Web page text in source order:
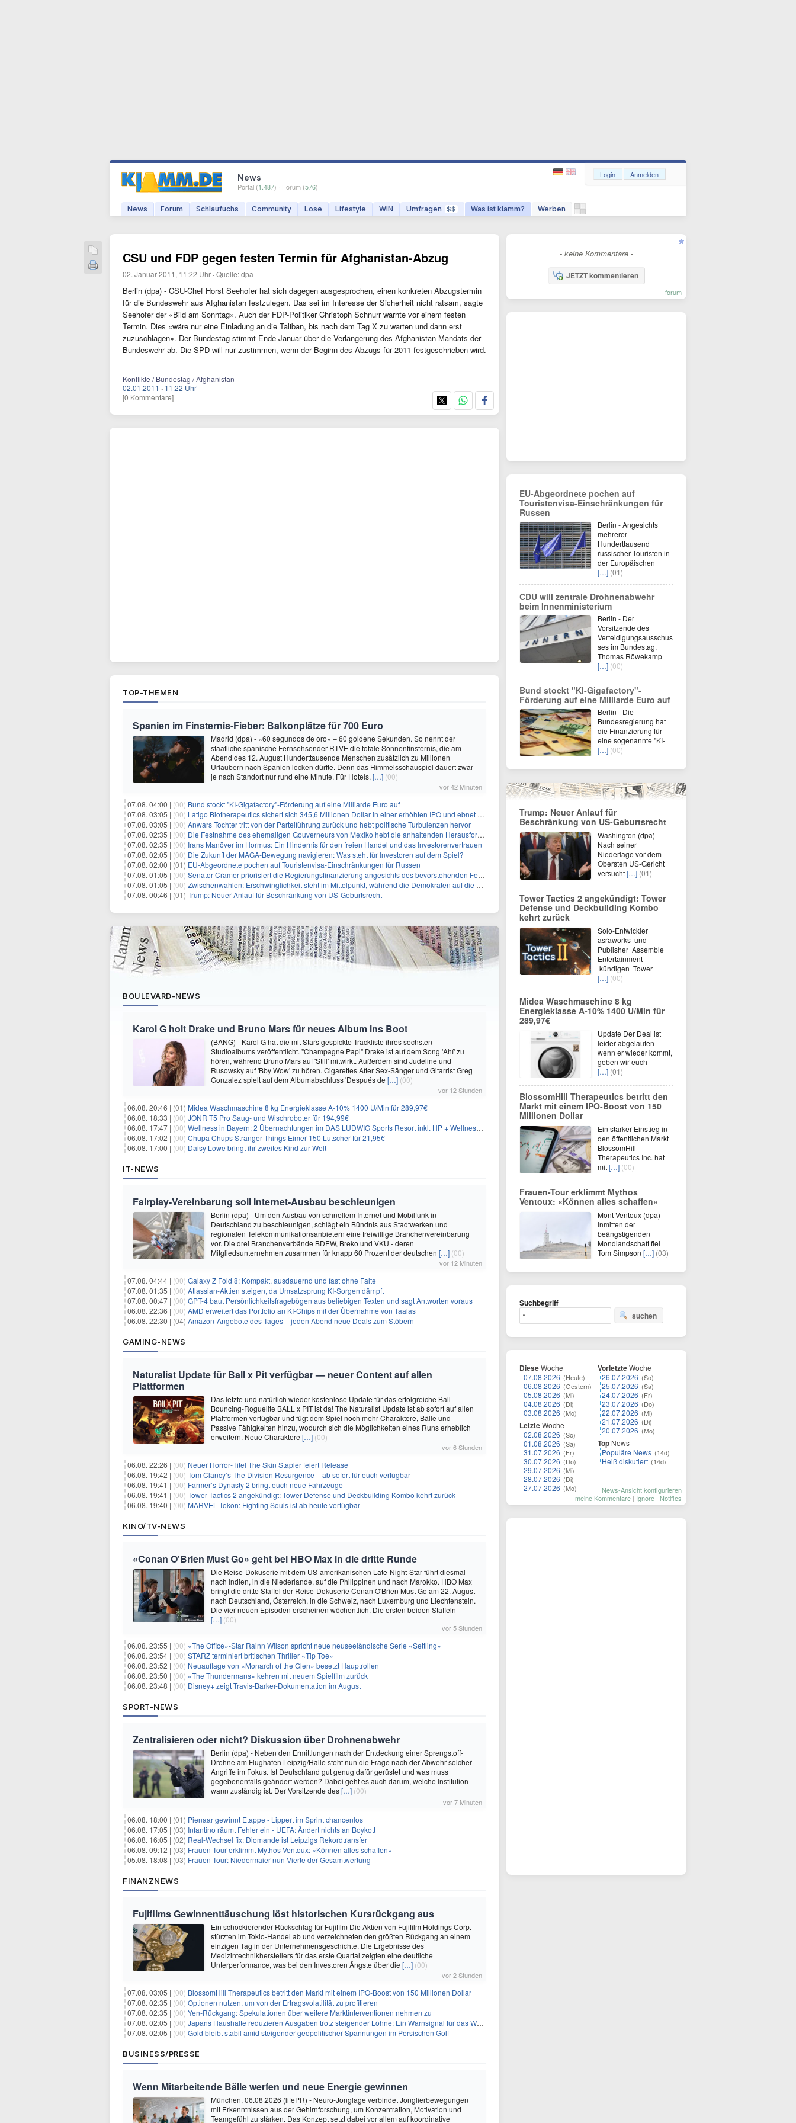
News
Portal (1.487) · Forum (576)
News Forum Schlaufuchs Community Lose Lifestyle WIN Umfragen $$ Was ist klamm? Werben
Login Anmelden
CSU und FDP gegen festen Termin für Afghanistan-Abzug
02. Januar 2011, 11:22 Uhr ·Quelle:dpa
Berlin (dpa) - CSU-Chef Horst Seehofer hat sich dagegen ausgesprochen, einen konkreten Abzugstermin
für die Bundeswehr aus Afghanistan festzulegen. Das sei im Interesse der Sicherheit nicht ratsam, sagte
Seehofer der «Bild am Sonntag». Auch der FDP-Politiker Christoph Schnurr warnte vor einem festen
Termin. Dies «wäre nur eine Einladung an die Taliban, bis nach dem Tag X zu warten und dann erst
zuzuschlagen». Der Bundestag stimmt Ende Januar über die Verlängerung des Afghanistan-Mandats der
Bundeswehr ab. Die SPD will nur zustimmen, wenn der Beginn des Abzugs für 2011 festgeschrieben wird.
Konflikte / Bundestag / Afghanistan
02.01.2011 · 11:22 Uhr
[0 Kommentare]
TOP-THEMEN
Spanien im Finsternis-Fieber: Balkonplätze für 700 Euro
Madrid (dpa) - «60 segundos de oro» – 60 goldene Sekunden. So nennt der
staatliche spanische Fernsehsender RTVE die totale Sonnenfinsternis, die am
Abend des 12. August Hunderttausende Menschen zusätzlich zu Millionen
Urlaubern nach Spanien locken dürfte. Denn das Himmelsschauspiel dauert zwar
je nach Standort nur rund eine Minute. Für Hotels, […] (00)
vor 42 Minuten
07.08. 04:00 | (00) Bund stockt "KI-Gigafactory"-Förderung auf eine Milliarde Euro auf
07.08. 03:05 | (00) Latigo Biotherapeutics sichert sich 345,6 Millionen Dollar in einer erhöhten IPO und ebnet den Weg für nicht-opioide Schmerztherapie
07.08. 03:05 | (00) Anwars Tochter tritt von der Parteiführung zurück und hebt politische Turbulenzen hervor
07.08. 02:35 | (00) Die Festnahme des ehemaligen Gouverneurs von Mexiko hebt die anhaltenden Herausforderungen in der Governance und im Geschäftsumfeld hervor
07.08. 02:35 | (00) Irans Manöver im Hormus: Ein Hindernis für den freien Handel und das Investorenvertrauen
07.08. 02:05 | (00) Die Zukunft der MAGA-Bewegung navigieren: Was steht für Investoren auf dem Spiel?
07.08. 02:00 | (01) EU-Abgeordnete pochen auf Touristenvisa-Einschränkungen für Russen
07.08. 01:05 | (00) Senator Cramer priorisiert die Regierungsfinanzierung angesichts des bevorstehenden Ferienbeginns
07.08. 01:05 | (00) Zwischenwahlen: Erschwinglichkeit steht im Mittelpunkt, während die Demokraten auf die Mehrheit im Repräsentantenhaus zielen
07.08. 00:46 | (01) Trump: Neuer Anlauf für Beschränkung von US-Geburtsrecht
BOULEVARD-NEWS
Karol G holt Drake und Bruno Mars für neues Album ins Boot
(BANG) - Karol G hat die mit Stars gespickte Trackliste ihres sechsten
Studioalbums veröffentlicht. "Champagne Papi" Drake ist auf dem Song 'Ahí' zu
hören, während Bruno Mars auf 'Still' mitwirkt. Außerdem sind Judeline und
Rusowsky auf 'Bby Wow' zu hören. Cigarettes After Sex-Sänger und Gitarrist Greg
Gonzalez spielt auf dem Albumabschluss 'Después de […] (00)
vor 12 Stunden
06.08. 20:46 | (01) Midea Waschmaschine 8 kg Energieklasse A-10% 1400 U/Min für 289,97€
06.08. 18:33 | (00) JONR T5 Pro Saug- und Wischroboter für 194,99€
06.08. 17:47 | (00) Wellness in Bayern: 2 Übernachtungen im DAS LUDWIG Sports Resort inkl. HP + Wellness ab 174€ p.P.
06.08. 17:02 | (00) Chupa Chups Stranger Things Eimer 150 Lutscher für 21,95€
06.08. 17:00 | (00) Daisy Lowe bringt ihr zweites Kind zur Welt
IT-NEWS
Fairplay-Vereinbarung soll Internet-Ausbau beschleunigen
Berlin (dpa) - Um den Ausbau von schnellem Internet und Mobilfunk in
Deutschland zu beschleunigen, schlägt ein Bündnis aus Stadtwerken und
regionalen Telekommunikationsanbietern eine freiwillige Branchenvereinbarung
vor. Die drei Branchenverbände BDEW, Breko und VKU - deren
Mitgliedsunternehmen zusammen für knapp 60 Prozent der deutschen […] (00)
vor 12 Minuten
07.08. 04:44 | (00) Galaxy Z Fold 8: Kompakt, ausdauernd und fast ohne Falte
07.08. 01:35 | (00) Atlassian-Aktien steigen, da Umsatzsprung KI-Sorgen dämpft
07.08. 00:47 | (00) GPT-4 baut Persönlichkeitsfragebögen aus beliebigen Texten und sagt Antworten voraus
06.08. 22:36 | (00) AMD erweitert das Portfolio an KI-Chips mit der Übernahme von Taalas
06.08. 22:30 | (04) Amazon-Angebote des Tages – jeden Abend neue Deals zum Stöbern
GAMING-NEWS
Naturalist Update für Ball x Pit verfügbar — neuer Content auf allen
Plattformen
Das letzte und natürlich wieder kostenlose Update für das erfolgreiche Ball-
Bouncing-Roguelite BALL x PIT ist da! The Naturalist Update ist ab sofort auf allen
Plattformen verfügbar und fügt dem Spiel noch mehr Charaktere, Bälle und
Passive Fähigkeiten hinzu, wodurch sich die Möglichkeiten eines Runs erheblich
erweitern. Neue Charaktere […] (00)
vor 6 Stunden
06.08. 22:26 | (00) Neuer Horror‑Titel The Skin Stapler feiert Release
06.08. 19:42 | (00) Tom Clancy’s The Division Resurgence – ab sofort für euch verfügbar
06.08. 19:41 | (00) Farmer’s Dynasty 2 bringt euch neue Fahrzeuge
06.08. 19:41 | (00) Tower Tactics 2 angekündigt: Tower Defense und Deckbuilding Kombo kehrt zurück
06.08. 19:40 | (00) MARVEL Tōkon: Fighting Souls ist ab heute verfügbar
KINO/TV-NEWS
«Conan O'Brien Must Go» geht bei HBO Max in die dritte Runde
Die Reise-Dokuserie mit dem US-amerikanischen Late-Night-Star führt diesmal
nach Indien, in die Niederlande, auf die Philippinen und nach Marokko. HBO Max
bringt die dritte Staffel der Reise-Dokuserie Conan O'Brien Must Go am 22. August
nach Deutschland, Österreich, in die Schweiz, nach Luxemburg und Liechtenstein.
Die vier neuen Episoden erscheinen wöchentlich. Die ersten beiden Staffeln
[…] (00)
vor 5 Stunden
06.08. 23:55 | (00) «The Office»-Star Rainn Wilson spricht neue neuseeländische Serie «Settling»
06.08. 23:54 | (00) STARZ terminiert britischen Thriller «Tip Toe»
06.08. 23:52 | (00) Neuauflage von «Monarch of the Glen» besetzt Hauptrollen
06.08. 23:50 | (00) «The Thundermans» kehren mit neuem Spielfilm zurück
06.08. 23:48 | (00) Disney+ zeigt Travis-Barker-Dokumentation im August
SPORT-NEWS
Zentralisieren oder nicht? Diskussion über Drohnenabwehr
Berlin (dpa) - Neben den Ermittlungen nach der Entdeckung einer Sprengstoff-
Drohne am Flughafen Leipzig/Halle steht nun die Frage nach der Abwehr solcher
Angriffe im Fokus. Ist Deutschland gut genug dafür gerüstet und was muss
gegebenenfalls geändert werden? Dabei geht es auch darum, welche Institution
wann zuständig ist. Der Vorsitzende des[…] (00)
vor 7 Minuten
06.08. 18:00 | (01) Pienaar gewinnt Etappe - Lippert im Sprint chancenlos
06.08. 17:05 | (03) Infantino räumt Fehler ein - UEFA: Ändert nichts an Boykott
06.08. 16:05 | (02) Real-Wechsel fix: Diomande ist Leipzigs Rekordtransfer
06.08. 09:12 | (03) Frauen-Tour erklimmt Mythos Ventoux: «Können alles schaffen»
05.08. 18:08 | (03) Frauen-Tour: Niedermaier nun Vierte der Gesamtwertung
FINANZNEWS
Fujifilms Gewinnenttäuschung löst historischen Kursrückgang aus
Ein schockierender Rückschlag für Fujifilm Die Aktien von Fujifilm Holdings Corp.
stürzten im Tokio-Handel ab und verzeichneten den größten Rückgang an einem
einzigen Tag in der Unternehmensgeschichte. Die Ergebnisse des
Medizintechnikherstellers für das erste Quartal zeigten eine deutliche
Unterperformance, was bei den Investoren Ängste über die […] (00)
vor 2 Stunden
07.08. 03:05 | (00) BlossomHill Therapeutics betritt den Markt mit einem IPO-Boost von 150 Millionen Dollar
07.08. 02:35 | (00) Optionen nutzen, um von der Ertragsvolatilität zu profitieren
07.08. 02:35 | (00) Yen-Rückgang: Spekulationen über weitere Marktinterventionen nehmen zu
07.08. 02:05 | (00) Japans Haushalte reduzieren Ausgaben trotz steigender Löhne: Ein Warnsignal für das Wachstum
07.08. 02:05 | (00) Gold bleibt stabil amid steigender geopolitischer Spannungen im Persischen Golf
BUSINESS/PRESSE
Wenn Mitarbeitende Bälle werfen und neue Energie gewinnen
München, 06.08.2026 (lifePR) - Neuro-Jonglage verbindet Jonglierbewegungen
mit Erkenntnissen aus der Gehirnforschung, um Konzentration, Motivation und
Teamgefühl zu stärken. Das Konzept setzt dabei vor allem auf koordinative
- keine Kommentare -
JETZT kommentieren
forum
EU-Abgeordnete pochen auf
Touristenvisa-Einschränkungen für
Russen
Berlin - Angesichts
mehrerer
Hunderttausend
russischer Touristen in
der Europäischen
[…] (01)
CDU will zentrale Drohnenabwehr
beim Innenministerium
Berlin - Der
Vorsitzende des
Verteidigungsausschus
ses im Bundestag,
Thomas Röwekamp
[…] (00)
Bund stockt "KI-Gigafactory"-
Förderung auf eine Milliarde Euro auf
Berlin - Die
Bundesregierung hat
die Finanzierung für
eine sogenannte "KI-
[…] (00)
Trump: Neuer Anlauf für
Beschränkung von US-Geburtsrecht
Washington (dpa) -
Nach seiner
Niederlage vor dem
Obersten US-Gericht
versucht[…] (01)
Tower Tactics 2 angekündigt: Tower
Defense und Deckbuilding Kombo
kehrt zurück
Solo-Entwickler
asraworks und
Publisher Assemble
Entertainment
kündigen Tower
[…] (00)
Midea Waschmaschine 8 kg
Energieklasse A-10% 1400 U/Min für
289,97€
Update Der Deal ist
leider abgelaufen –
wenn er wieder kommt,
geben wir euch
[…] (01)
BlossomHill Therapeutics betritt den
Markt mit einem IPO-Boost von 150
Millionen Dollar
Ein starker Einstieg in
den öffentlichen Markt
BlossomHill
Therapeutics Inc. hat
mit[…] (00)
Frauen-Tour erklimmt Mythos
Ventoux: «Können alles schaffen»
Mont Ventoux (dpa) -
Inmitten der
beängstigenden
Mondlandschaft fiel
Tom Simpson […] (03)
Suchbegriff
suchen
DieseWoche
07.08.2026 (Heute)
06.08.2026 (Gestern)
05.08.2026 (Mi)
04.08.2026 (Di)
03.08.2026 (Mo)
LetzteWoche
02.08.2026 (So)
01.08.2026 (Sa)
31.07.2026 (Fr)
30.07.2026 (Do)
29.07.2026 (Mi)
28.07.2026 (Di)
27.07.2026 (Mo)
VorletzteWoche
26.07.2026 (So)
25.07.2026 (Sa)
24.07.2026 (Fr)
23.07.2026 (Do)
22.07.2026 (Mi)
21.07.2026 (Di)
20.07.2026 (Mo)
Top News
Populäre News (14d)
Heiß diskutiert (14d)
News-Ansicht konfigurieren
meine Kommentare | Ignore | Notifies